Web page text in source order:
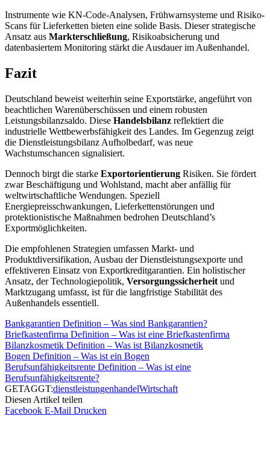
Instrumente wie KN-Code-Analysen, Frühwarnsysteme und Risiko-
Scans für Lieferketten bieten eine solide Basis. Dieser strategische
Ansatz aus Markterschließung, Risikoabsicherung und
datenbasiertem Monitoring stärkt die Ausdauer im Außenhandel.
Fazit
Deutschland beweist weiterhin seine Exportstärke, angeführt von
beachtlichen Warenüberschüssen und einem robusten
Leistungsbilanzsaldo. Diese Handelsbilanz reflektiert die
industrielle Wettbewerbsfähigkeit des Landes. Im Gegenzug zeigt
die Dienstleistungsbilanz Aufholbedarf, was neue
Wachstumschancen signalisiert.
Dennoch birgt die starke Exportorientierung Risiken. Sie fördert
zwar Beschäftigung und Wohlstand, macht aber anfällig für
weltwirtschaftliche Wendungen. Speziell
Energiepreisschwankungen, Lieferkettenstörungen und
protektionistische Maßnahmen bedrohen Deutschland’s
Exportmöglichkeiten.
Die empfohlenen Strategien umfassen Markt- und
Produktdiversifikation, Ausbau der Dienstleistungsexporte und
effektiveren Einsatz von Exportkreditgarantien. Ein holistischer
Ansatz, der Technologiepolitik, Versorgungssicherheit und
Marktzugang umfasst, ist für die langfristige Stabilität des
Außenhandels essentiell.
Bankgarantien Definition – Was sind Bankgarantien?
Briefkastenfirma Definition – Was ist eine Briefkastenfirma
Bilanzkosmetik Definition – Was ist Bilanzkosmetik
Bogen Definition – Was ist ein Bogen
Berufsunfähigkeitsrente Definition – Was ist eine
Berufsunfähigkeitsrente?
GETAGGT:dienstleistungenhandelWirtschaft
Diesen Artikel teilen
Facebook E-Mail Drucken